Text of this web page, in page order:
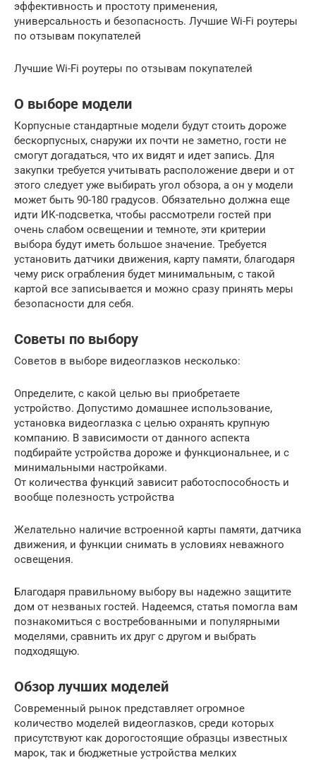
эффективность и простоту применения,
универсальность и безопасность. Лучшие Wi-Fi роутеры
по отзывам покупателей
Лучшие Wi-Fi роутеры по отзывам покупателей
О выборе модели
Корпусные стандартные модели будут стоить дороже
бескорпусных, снаружи их почти не заметно, гости не
смогут догадаться, что их видят и идет запись. Для
закупки требуется учитывать расположение двери и от
этого следует уже выбирать угол обзора, а он у модели
может быть 90-180 градусов. Обязательно должна еще
идти ИК-подсветка, чтобы рассмотрели гостей при
очень слабом освещении и темноте, эти критерии
выбора будут иметь большое значение. Требуется
установить датчики движения, карту памяти, благодаря
чему риск ограбления будет минимальным, с такой
картой все записывается и можно сразу принять меры
безопасности для себя.
Советы по выбору
Советов в выборе видеоглазков несколько:
Определите, с какой целью вы приобретаете
устройство. Допустимо домашнее использование,
установка видеоглазка с целью охранять крупную
компанию. В зависимости от данного аспекта
подбирайте устройства дороже и функциональнее, и с
минимальными настройками.
От количества функций зависит работоспособность и
вообще полезность устройства
Желательно наличие встроенной карты памяти, датчика
движения, и функции снимать в условиях неважного
освещения.
Благодаря правильному выбору вы надежно защитите
дом от незваных гостей. Надеемся, статья помогла вам
познакомиться с востребованными и популярными
моделями, сравнить их друг с другом и выбрать
подходящую.
Обзор лучших моделей
Современный рынок представляет огромное
количество моделей видеоглазков, среди которых
присутствуют как дорогостоящие образцы известных
марок, так и бюджетные устройства мелких